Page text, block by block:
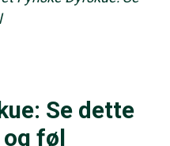
Se dette
og føl